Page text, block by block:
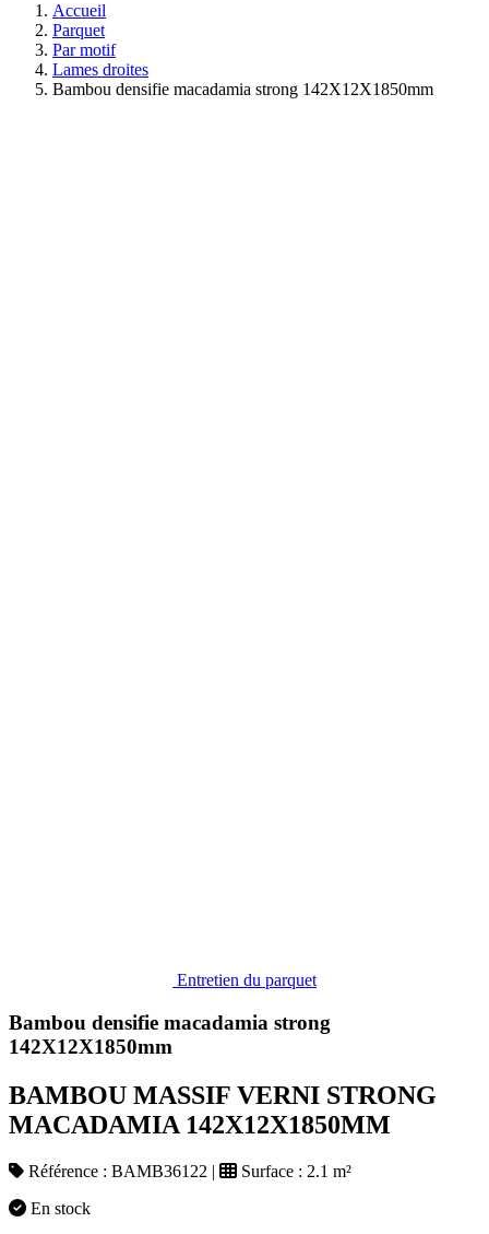
Accueil
Parquet
Par motif
Lames droites
Bambou densifie macadamia strong 142X12X1850mm
Entretien du parquet
Bambou densifie macadamia strong
142X12X1850mm
BAMBOU MASSIF VERNI STRONG
MACADAMIA 142X12X1850MM
Référence : BAMB36122 | Surface : 2.1 m²
En stock